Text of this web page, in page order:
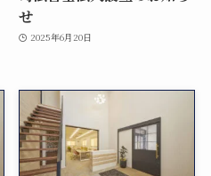
せ
2025年6月20日